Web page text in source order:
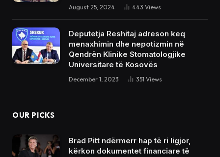
August 25, 2024 443 Views
Deputetja Reshitaj adreson keq
menaxhimin dhe nepotizmin në
Qendrën Klinike Stomatologjike
Universitare të Kosovës
December 1, 2023 351 Views
OUR PICKS
Brad Pitt ndërmerr hap të ri ligjor,
kërkon dokumentet financiare të